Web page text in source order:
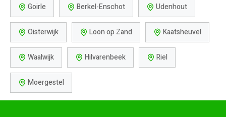
Goirle Berkel-Enschot Udenhout
Oisterwijk Loon op Zand Kaatsheuvel
Waalwijk Hilvarenbeek Riel
Moergestel